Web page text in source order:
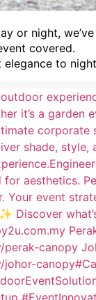
or night,
covered.
elegance to